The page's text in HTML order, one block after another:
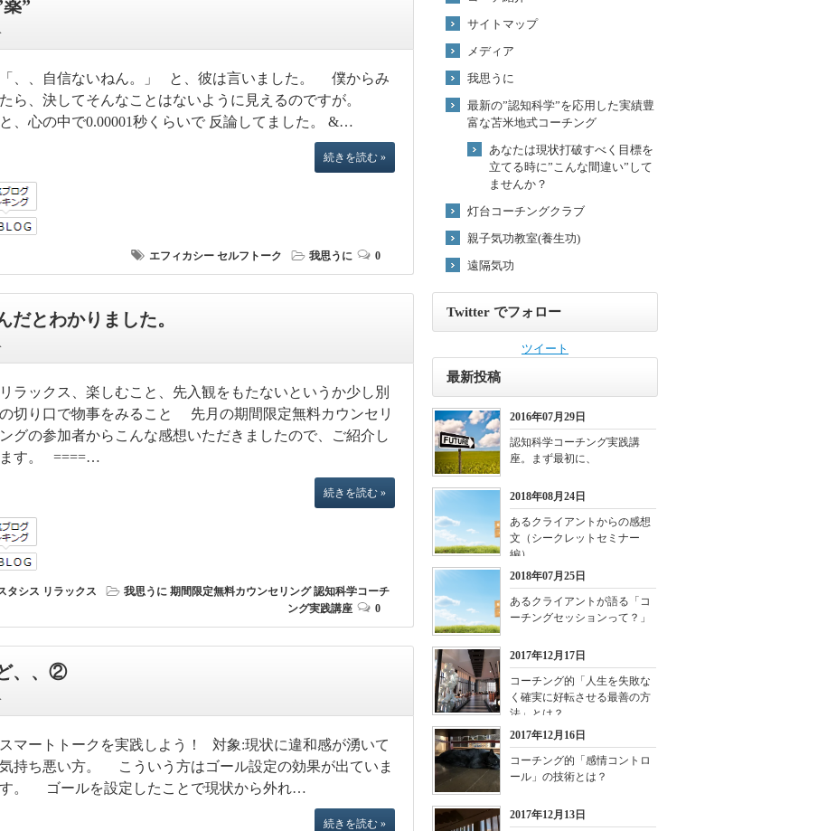
”
「、、自信ないねん。」 と、彼は言いました。 僕からみ
たら、決してそんなことはないように見えるのですが。
と、心の中で0.00001秒くらいで 反論してました。 &…
続きを読む »
エフィカシー セルフトーク 我思うに 0
だとわかりました。
リラックス、楽しむこと、先入観をもたないというか少し別
の切り口で物事をみること 先月の期間限定無料カウンセリ
ングの参加者からこんな感想いただきましたので、ご紹介し
ます。 ====…
続きを読む »
タシス リラックス 我思うに 期間限定無料カウンセリング 認知科学コーチ
ング実践講座
0
、、②
スマートトークを実践しよう！ 対象:現状に違和感が湧いて
気持ち悪い方。 こういう方はゴール設定の効果が出ていま
す。 ゴールを設定したことで現状から外れ…
続きを読む »
サイトマップ
メディア
我思うに
最新の”認知科学”を応用した実績豊
富な苫米地式コーチング
あなたは現状打破すべく目標を
立てる時に”こんな間違い”して
ませんか？
灯台コーチングクラブ
親子気功教室(養生功)
遠隔気功
Twitter でフォロー
ツイート
最新投稿
2016年07月29日
認知科学コーチング実践講
座。まず最初に、
2018年08月24日
あるクライアントからの感想
文（シークレットセミナー
編）
2018年07月25日
あるクライアントが語る「コ
ーチングセッションって？」
2017年12月17日
コーチング的「人生を失敗な
く確実に好転させる最善の方
法」とは？
2017年12月16日
コーチング的「感情コントロ
ール」の技術とは？
2017年12月13日